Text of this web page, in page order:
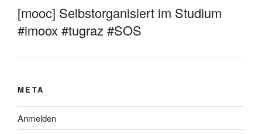
[mooc] Selbstorganisiert im Studium
#imoox #tugraz #SOS
META
Anmelden